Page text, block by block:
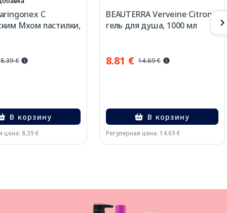
С
Мхом пастилки,
8.39 €
В корзину
цена: 8.39 €
BEAUTERRA Verveine Citron
гель для душа, 1000 мл
8.81 € 14.69 €
В корзину
Регулярная цена: 14.69 €